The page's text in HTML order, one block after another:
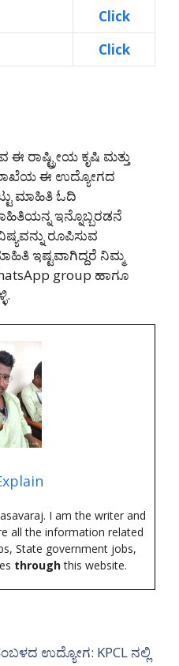
Click
Click
ಈ ರಾಷ್ಟ್ರೀಯ ಕೃಷಿ ಮತ್ತು
ಈ ಉದ್ಯೋಗದ
ಮಾಹಿತಿ ಓದಿ
ಇನ್ನೊಬ್ಬರಡನೆ
ರೂಪಿಸುವ
ಇಷ್ಟವಾಗಿದ್ದರೆ ನಿಮ್ಮ
group ಹಾಗೂ
I am the writer and
all the information related
State government jobs,
throughthis website.
ಉದ್ಯೋಗ: KPCL ನಲ್ಲಿ